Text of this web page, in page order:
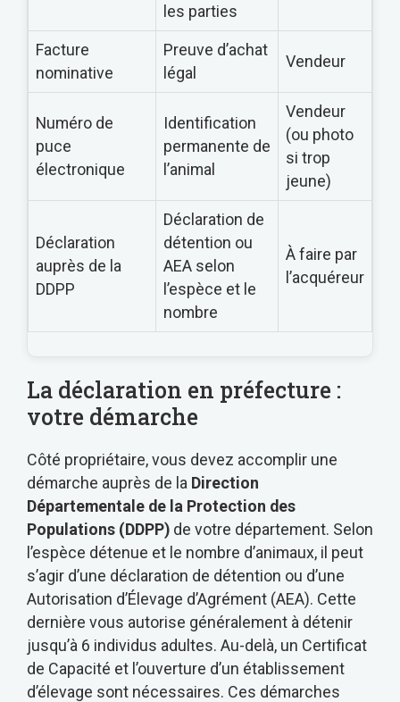
les parties
Facture
nominative
Preuve d’achat
légal
Vendeur
Numéro de
puce
électronique
Identification
permanente de
l’animal
Vendeur
(ou photo
si trop
jeune)
Déclaration
auprès de la
DDPP
Déclaration de
détention ou
AEA selon
l’espèce et le
nombre
À faire par
l’acquéreur
La déclaration en préfecture :
votre démarche
Côté propriétaire, vous devez accomplir une
démarche auprès de la Direction
Départementale de la Protection des
Populations (DDPP) de votre département. Selon
l’espèce détenue et le nombre d’animaux, il peut
s’agir d’une déclaration de détention ou d’une
Autorisation d’Élevage d’Agrément (AEA). Cette
dernière vous autorise généralement à détenir
jusqu’à 6 individus adultes. Au-delà, un Certificat
de Capacité et l’ouverture d’un établissement
d’élevage sont nécessaires. Ces démarches